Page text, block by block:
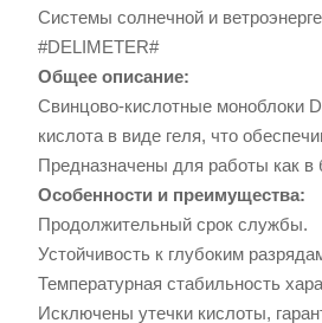
Системы солнечной и
#DELIMETER#
Общее описание:
Свинцово-кислотные моноблоки
кислота в виде геля, что
Предназначены для работы как
Особенности и преимущества:
Продолжительный срок службы.
Устойчивость к глубоким
Температурная стабильность
Исключены утечки кислоты,